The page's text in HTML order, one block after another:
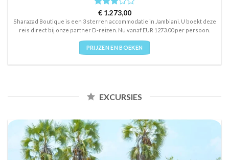
Rated
3out
of 5
€1.273,00
Sharazad Boutique is een 3 sterren accommodatie in Jambiani. U boekt deze
reis direct bij onze partner D-reizen. Nu vanaf EUR 1273.00 per persoon.
PRIJZEN EN BOEKEN
EXCURSIES